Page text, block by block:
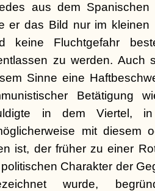
aus dem
er das Bild nur im
keine Fluchtgefahr
zu werden. Auch
Sinne eine
Betätigung
in dem Viertel,
mit diesem
ist, der früher zu einer
Charakter der
wurde,